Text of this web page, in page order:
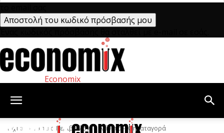
Economix
Αρχική Αστικό Περιβάλλον Ακίνητα - Κτηματαγορά